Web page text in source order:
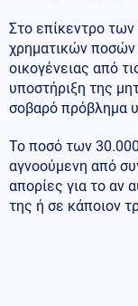
Στο επίκεντρο των
χρηματικών ποσών
οικογένειας από
υποστήριξη της
σοβαρό πρόβλημα
Το ποσό των
αγνοούμενη από
απορίες για το αν
της ή σε κάποιον